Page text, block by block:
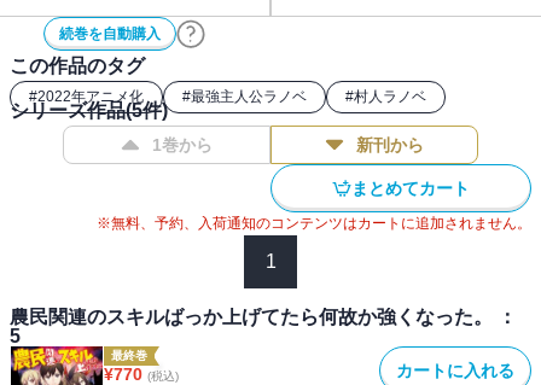
続巻を自動購入
この作品のタグ
#2022年アニメ化 #最強主人公ラノベ #村人ラノベ
シリーズ作品(5件)
1巻から 新刊から
まとめてカート
※無料、予約、入荷通知のコンテンツはカートに追加されません。
1
農民関連のスキルばっか上げてたら何故か強くなった。 ：
5
最終巻
¥770 (税込) カートに入れる